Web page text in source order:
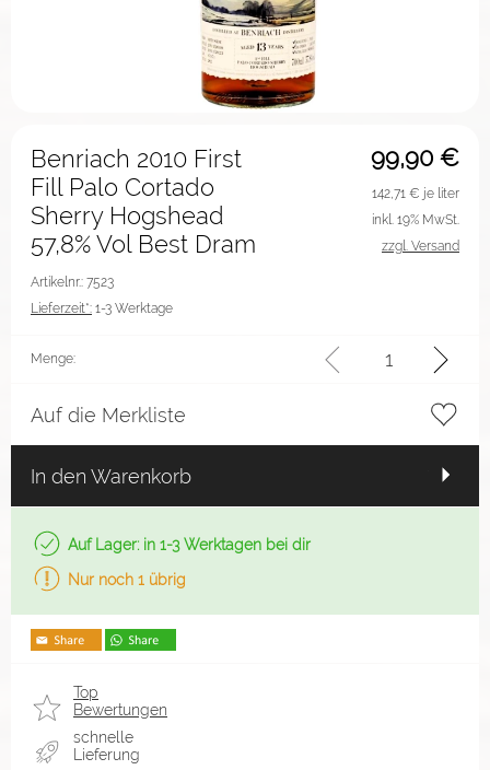
99,90 €
Benriach 2010 First
Fill Palo Cortado
Sherry Hogshead
57,8% Vol Best Dram
Artikelnr.: 7523
Lieferzeit*: 1-3 Werktage
142,71 € je liter
inkl. 19% MwSt.
zzgl. Versand
Menge:
Auf die Merkliste
In den Warenkorb
Auf Lager: in 1-3 Werktagen bei dir
Nur noch 1 übrig
Top
Bewertungen
schnelle
Lieferung